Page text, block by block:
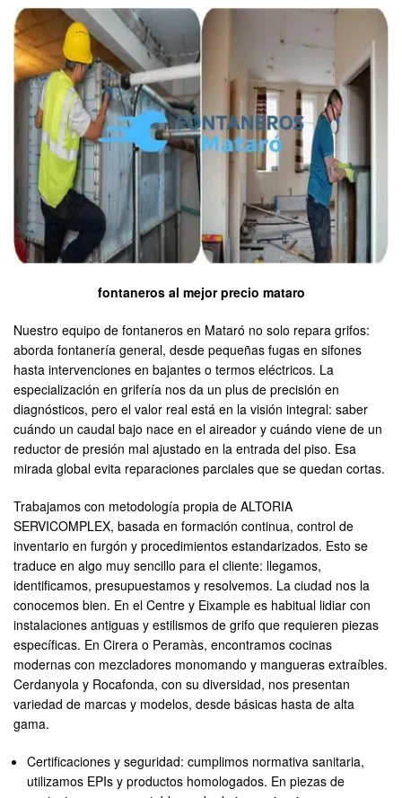
fontaneros al mejor precio mataro
Nuestro equipo de fontaneros en Mataró no solo repara grifos:
aborda fontanería general, desde pequeñas fugas en sifones
hasta intervenciones en bajantes o termos eléctricos. La
especialización en grifería nos da un plus de precisión en
diagnósticos, pero el valor real está en la visión integral: saber
cuándo un caudal bajo nace en el aireador y cuándo viene de un
reductor de presión mal ajustado en la entrada del piso. Esa
mirada global evita reparaciones parciales que se quedan cortas.
Trabajamos con metodología propia de ALTORIA
SERVICOMPLEX, basada en formación continua, control de
inventario en furgón y procedimientos estandarizados. Esto se
traduce en algo muy sencillo para el cliente: llegamos,
identificamos, presupuestamos y resolvemos. La ciudad nos la
conocemos bien. En el Centre y Eixample es habitual lidiar con
instalaciones antiguas y estilismos de grifo que requieren piezas
específicas. En Cirera o Peramàs, encontramos cocinas
modernas con mezcladores monomando y mangueras extraíbles.
Cerdanyola y Rocafonda, con su diversidad, nos presentan
variedad de marcas y modelos, desde básicas hasta de alta
gama.
Certificaciones y seguridad: cumplimos normativa sanitaria,
utilizamos EPIs y productos homologados. En piezas de